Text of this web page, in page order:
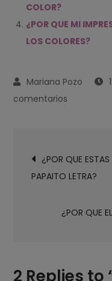
COLOR?
¿POR QUE MI
LOS COLORES?
comentarios
IMPRESORA
EPSON
IMPRIME
TINTA?
de¿POR QUE
PAPAITO LETRA?
¿POR QUE
2 Replies to